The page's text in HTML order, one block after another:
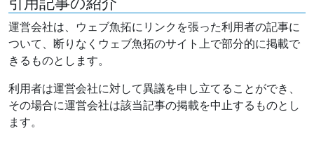
運営会社は、ウェブ魚拓にリンクを張った利用者の記事に
ついて、断りなくウェブ魚拓のサイト上で部分的に掲載で
きるものとします。
利用者は運営会社に対して異議を申し立てることができ、
その場合に運営会社は該当記事の掲載を中止するものとし
ます。